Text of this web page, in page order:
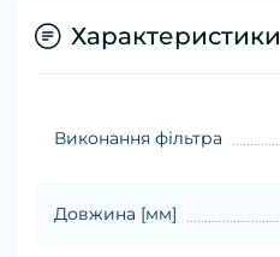
Характеристики
Виконання фільтра
Довжина [мм]